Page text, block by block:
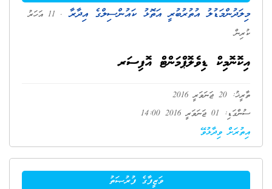
މިލަދުންމަޑުލު އުތުރުބުރީ އަތޮޅު ކައުންސިލްގެ އިދާރާ
. 11 އަހަރު
ކުރިން
އިކޮނޮމިކް ޑިވެލޮޕްމަންޓް އޮފިސަރ
ތާރީޚު: 20 ޖަނަވަރީ 2016
ސުންގަޑި: 01 ޖަނަވަރީ 2016 14:00
އިތުރަށް ވިދާޅުވޭ
ވަޒީފާގެ ފުރުޞަތު